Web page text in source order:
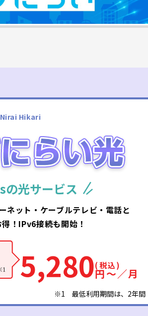
Hikari
の光サービス
ネット・ケーブルテレビ・電話と
！IPv6接続も開始！
5,280(税込)
円〜／月
※1 最低利用期間は、2年間